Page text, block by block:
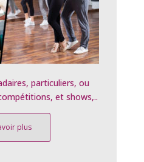
particuliers, ou
et shows,..
plus